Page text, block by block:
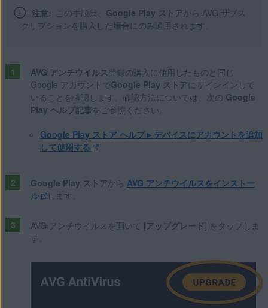
注意: この手順は、 Google Play ストアから AVG サブス
クリプションを購入した場合にのみ適用されます。
AVG アンチウイルス登録の購入に使用したものと同じ
Google アカウントで Google Play ストアにサインインして
いることを確認します。確認方法については、次の Google
Play ヘルプ記事をご参照ください。
Google Play ストア ヘルプ ▸デバイスにアカウントを追加
して使用する
Google Play ストアから AVG アンチウイルスをインストー
ル
します。
AVG アンチウイルスを開いて [アップグレード] をタップしま
す。